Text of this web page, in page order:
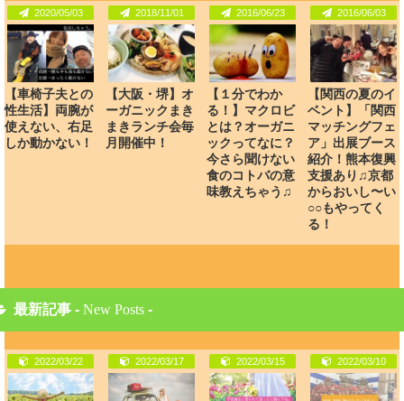
2020/05/03
【車椅子夫との
性生活】両腕が
使えない、右足
しか動かない！
2018/11/01
【大阪・堺】オ
ーガニックまき
まきランチ会毎
月開催中！
2016/06/23
【１分でわか
る！】マクロビ
とは？オーガニ
ックってなに？
今さら聞けない
食のコトバの意
味教えちゃう♫
2016/06/03
【関西の夏のイ
ベント】「関西
マッチングフェ
ア」出展ブース
紹介！熊本復興
支援あり♫京都
からおいし〜い
○○もやってく
る！
最新記事 - New Posts -
2022/03/22 2022/03/17 2022/03/15 2022/03/10